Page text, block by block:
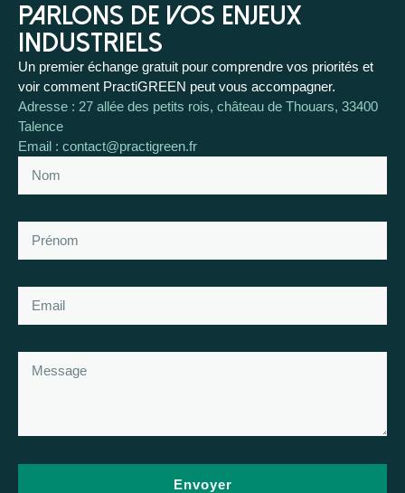
Parlons de vos enjeux
industriels
Un premier échange gratuit pour comprendre vos priorités et
voir comment PractiGREEN peut vous accompagner.
Adresse : 27 allée des petits rois, château de Thouars, 33400
Talence
Email : contact@practigreen.fr
Envoyer